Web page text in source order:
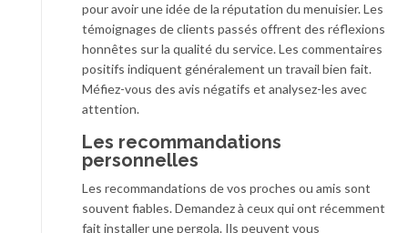
pour avoir une idée de la réputation du menuisier. Les
témoignages de clients passés offrent des réflexions
honnêtes sur la qualité du service. Les commentaires
positifs indiquent généralement un travail bien fait.
Méfiez-vous des avis négatifs et analysez-les avec
attention.
Les recommandations
personnelles
Les recommandations de vos proches ou amis sont
souvent fiables. Demandez à ceux qui ont récemment
fait installer une pergola. Ils peuvent vous